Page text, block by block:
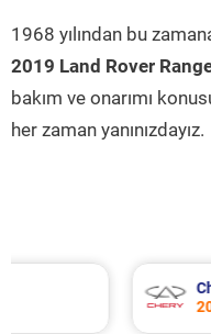
1968 yılından bu
2019 Land Rover
bakım ve onarımı
her zaman yanınızdayız.
Chery Tiggo
2025 Model